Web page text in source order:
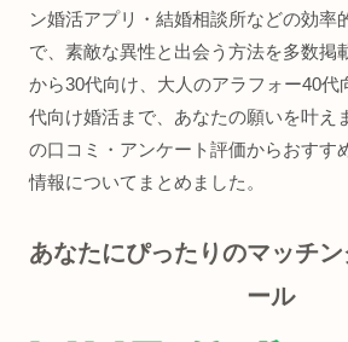
ン婚活アプリ・結婚相談所などの効率
で、素敵な異性と出会う方法を多数掲
から30代向け、大人のアラフォー40代
代向け婚活まで、あなたの願いを叶え
の口コミ・アンケート評価からおすす
情報についてまとめました。
あなたにぴったりのマッチ
ール